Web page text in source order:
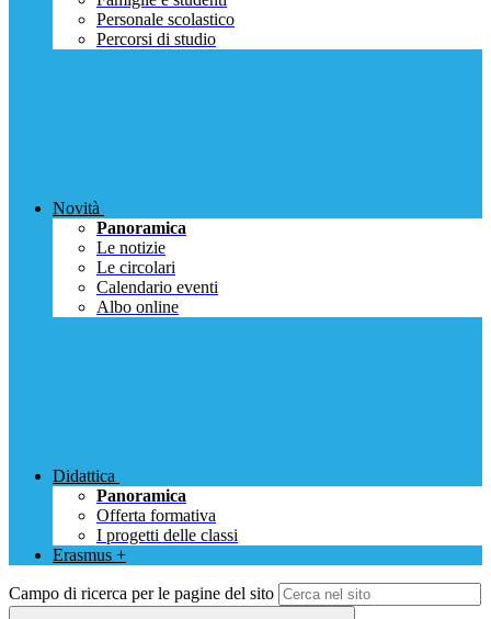
Personale scolastico
Percorsi di studio
Novità
Panoramica
Le notizie
Le circolari
Calendario eventi
Albo online
Didattica
Panoramica
Offerta formativa
I progetti delle classi
Erasmus +
Campo di ricerca per le pagine del sito